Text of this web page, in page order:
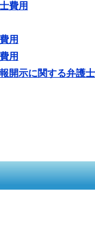
費用
用
用
開示に関する弁護